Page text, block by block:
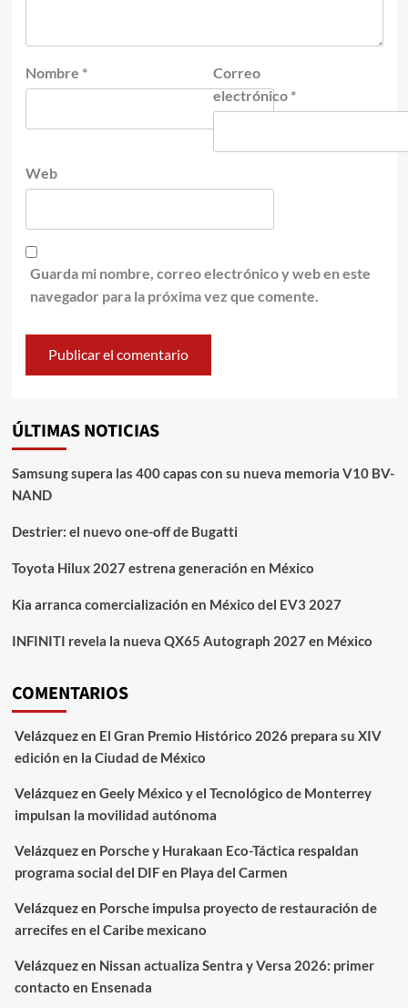
Nombre *
Correo
electrónico *
Web
Guarda mi nombre, correo electrónico y web en este
navegador para la próxima vez que comente.
ÚLTIMAS NOTICIAS
Samsung supera las 400 capas con su nueva memoria V10 BV-
NAND
Destrier: el nuevo one-off de Bugatti
Toyota Hilux 2027 estrena generación en México
Kia arranca comercialización en México del EV3 2027
INFINITI revela la nueva QX65 Autograph 2027 en México
COMENTARIOS
Velázquezen El Gran Premio Histórico 2026 prepara su XIV
edición en la Ciudad de México
Velázquezen Geely México y el Tecnológico de Monterrey
impulsan la movilidad autónoma
Velázquezen Porsche y Hurakaan Eco-Táctica respaldan
programa social del DIF en Playa del Carmen
Velázquezen Porsche impulsa proyecto de restauración de
arrecifes en el Caribe mexicano
Velázquezen Nissan actualiza Sentra y Versa 2026: primer
contacto en Ensenada